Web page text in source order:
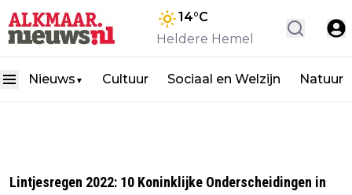
14°C
Heldere Hemel
Nieuws ▼ Cultuur Sociaal en Welzijn Natuur
Lintjesregen 2022: 10 Koninklijke Onderscheidingen in